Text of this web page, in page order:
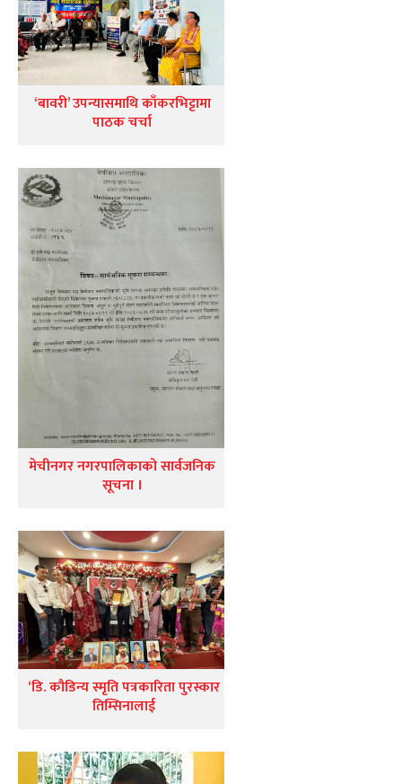
‘बावरी’ उपन्यासमाथि काँकरभिट्टामा
पाठक चर्चा
मेचीनगर नगरपालिकाको सार्वजनिक
सूचना ।
‘डि. कौडिन्य स्मृति पत्रकारिता पुरस्कार
तिम्सिनालाई